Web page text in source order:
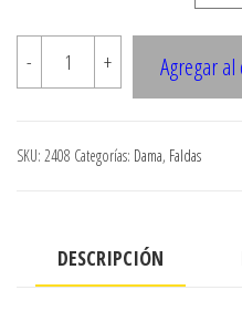
-
2408
Falda
Cortes
Asimetricos
+ Agregar
SKU: 2408 Categorías: Dama, Faldas
DESCRIPCIÓN